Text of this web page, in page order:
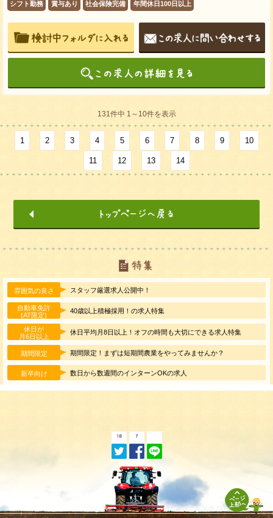
シフト勤務 賞与あり 社会保険完備 年間休日100日以上
131件中 1～10件を表示
1 2 3 4 5 6 7 8 9 10
11 12 13 14
雰囲気の良さ スタッフ厳選求人公開中！
自動車免許
(AT限定)
40歳以上積極採用！の求人特集
休日が
月6日以上
休日平均月8日以上！オフの時間も大切にできる求人特集
期間限定 期間限定！まずは短期間農業をやってみませんか？
新卒向け 数日から数週間のインターンOKの求人